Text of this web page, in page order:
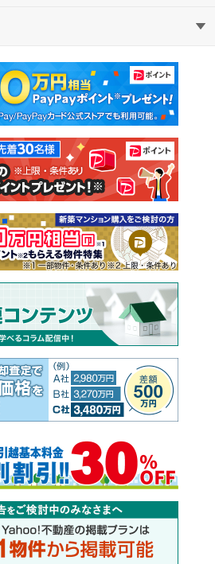
中古マンション
中古一戸建て
土地
教えて！住まいの先生